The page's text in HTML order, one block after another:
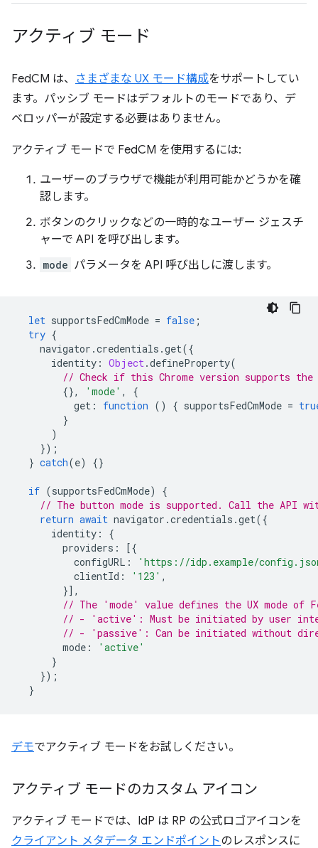
アクティブ モード
FedCM は、 さまざまな UX モード構成をサポートしてい
ます。パッシブ モードはデフォルトのモードであり、デ
ベロッパーが設定する必要はありません。
アクティブ モードで FedCM を使用するには:
ユーザーのブラウザで機能が利用可能かどうかを確
認します。
ボタンのクリックなどの一時的なユーザー ジェスチ
ャーで API を呼び出します。
mode パラメータを API 呼び出しに渡します。
let supportsFedCmMode = false ;
try {
navigator .credentials .get({
identity : Object .defineProperty(
// Check if this Chrome version supports the
{},
'mode' ,
{
get : function () { supportsFedCmMode =
}
)
});
} catch(e) {}
if (supportsFedCmMode)
{
// The button mode is supported. Call the API
return await navigator .credentials .get({
identity :
{
providers :
[{
configURL :
'https://idp.example/
clientId : '123' ,
}],
// The 'mode' value defines the UX mode of
// - 'active': Must be initiated by user
// - 'passive': Can be initiated without
mode :
'active'
}
});
}
デモでアクティブ モードをお試しください。
アクティブ モードのカスタム アイコン
アクティブ モードでは、IdP は RP の公式ロゴアイコンを
クライアント メタデータ エンドポイントのレスポンスに